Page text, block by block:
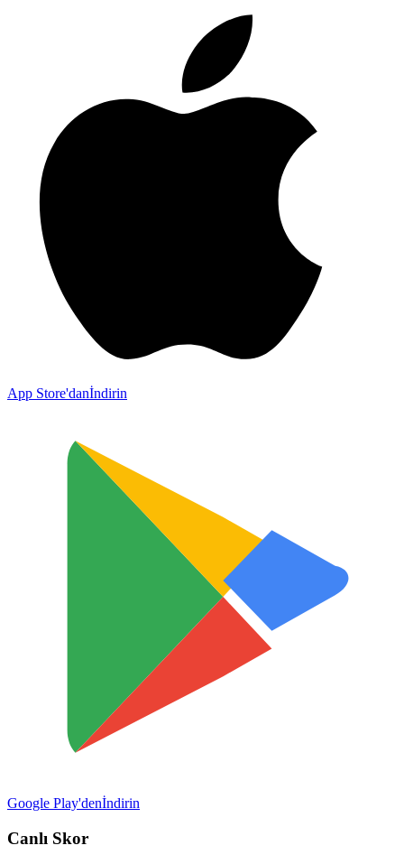
App Store'danİndirin
Google Play'denİndirin
Canlı Skor